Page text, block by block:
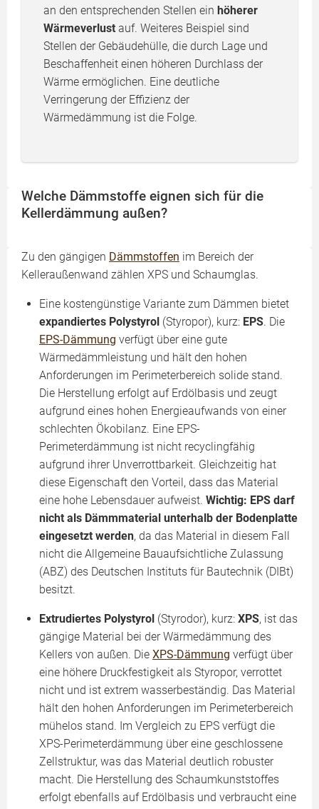
an den entsprechenden Stellen ein höherer
Wärmeverlust auf. Weiteres Beispiel sind
Stellen der Gebäudehülle, die durch Lage und
Beschaffenheit einen höheren Durchlass der
Wärme ermöglichen. Eine deutliche
Verringerung der Effizienz der
Wärmedämmung ist die Folge.
Welche Dämmstoffe eignen sich für die
Kellerdämmung außen?
Zu den gängigen Dämmstoffen im Bereich der
Kelleraußenwand zählen XPS und Schaumglas.
Eine kostengünstige Variante zum Dämmen bietet
expandiertes Polystyrol (Styropor), kurz: EPS. Die
EPS-Dämmung verfügt über eine gute
Wärmedämmleistung und hält den hohen
Anforderungen im Perimeterbereich solide stand.
Die Herstellung erfolgt auf Erdölbasis und zeugt
aufgrund eines hohen Energieaufwands von einer
schlechten Ökobilanz. Eine EPS-
Perimeterdämmung ist nicht recyclingfähig
aufgrund ihrer Unverrottbarkeit. Gleichzeitig hat
diese Eigenschaft den Vorteil, dass das Material
eine hohe Lebensdauer aufweist. Wichtig: EPS darf
nicht als Dämmmaterial unterhalb der Bodenplatte
eingesetzt werden, da das Material in diesem Fall
nicht die Allgemeine Bauaufsichtliche Zulassung
(ABZ) des Deutschen Instituts für Bautechnik (DIBt)
besitzt.
Extrudiertes Polystyrol (Styrodor), kurz: XPS, ist das
gängige Material bei der Wärmedämmung des
Kellers von außen. Die XPS-Dämmung verfügt über
eine höhere Druckfestigkeit als Styropor, verrottet
nicht und ist extrem wasserbeständig. Das Material
hält den hohen Anforderungen im Perimeterbereich
mühelos stand. Im Vergleich zu EPS verfügt die
XPS-Perimeterdämmung über eine geschlossene
Zellstruktur, was das Material deutlich robuster
macht. Die Herstellung des Schaumkunststoffes
erfolgt ebenfalls auf Erdölbasis und verbraucht eine